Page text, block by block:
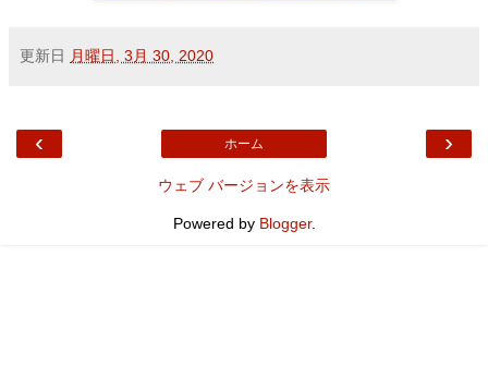
更新日 月曜日, 3月 30, 2020
‹ ›
ホーム
ウェブ バージョンを表示
Powered by Blogger.